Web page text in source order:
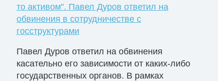
то активом". Павел Дуров ответил на
обвинения в сотрудничестве с
госструктурами
Павел Дуров ответил на обвинения
касательно его зависимости от каких-либо
государственных органов. В рамках